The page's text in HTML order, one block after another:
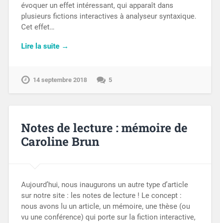
évoquer un effet intéressant, qui apparaît dans
plusieurs fictions interactives à analyseur syntaxique.
Cet effet…
Lire la suite →
14 septembre 2018 5
Notes de lecture : mémoire de
Caroline Brun
Aujourd’hui, nous inaugurons un autre type d’article
sur notre site : les notes de lecture ! Le concept :
nous avons lu un article, un mémoire, une thèse (ou
vu une conférence) qui porte sur la fiction interactive,